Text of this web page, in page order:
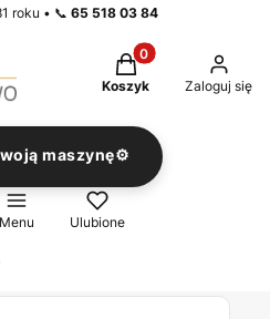
roku • 📞 65 518 03 84
Produkty w
Koszyk Zaloguj się
maszynę⚙️
Menu Ulubione